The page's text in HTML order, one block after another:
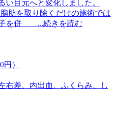
い目元へと変化しました。
肪を取り除くだけの施術では
子を併 ...続きを読む
）
右差、内出血、ふくらみ、し